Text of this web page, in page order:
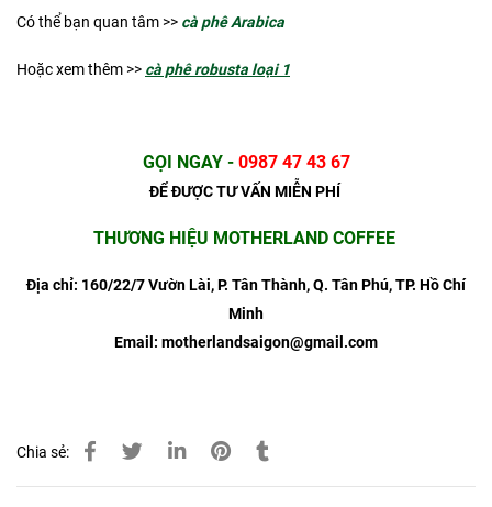
Có thể bạn quan tâm >> cà phê Arabica
Hoặc xem thêm >> cà phê robusta loại 1
GỌI NGAY - 0987 47 43 67
ĐỂ ĐƯỢC TƯ VẤN MIỄN PHÍ
THƯƠNG HIỆU MOTHERLAND COFFEE
Địa chỉ: 160/22/7 Vườn Lài, P. Tân Thành, Q. Tân Phú, TP. Hồ Chí
Minh
Email: motherlandsaigon@gmail.com
Chia sẻ: